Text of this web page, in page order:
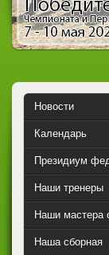
Новости
Календарь
Президиум
Наши тренеры
Наши мастера
Наша сборная